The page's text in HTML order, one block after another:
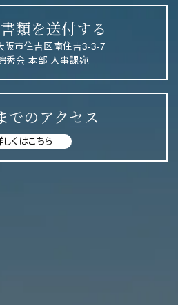
類を送付する
阪市住吉区南住吉3-3-7
秀会 本部 人事課宛
でのアクセス
しくはこちら